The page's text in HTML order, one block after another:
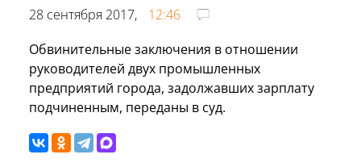
28 сентября 2017,
12:46
Обвинительные заключения в отношении
руководителей двух промышленных
предприятий города, задолжавших зарплату
подчиненным, переданы в суд.